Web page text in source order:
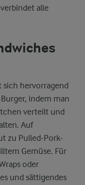
alle
sich hervorragend
indem man
verteilt und
Auf
zu Pulled-Pork-
Gemüse. Für
oder
und sättigendes